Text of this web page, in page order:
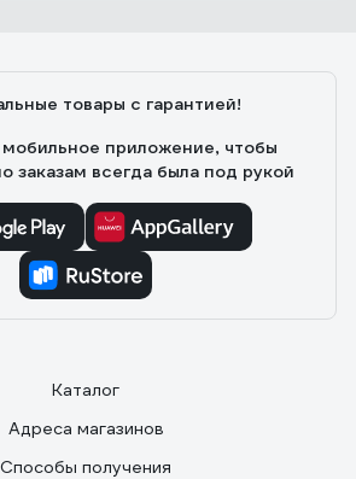
товары с гарантией!
приложение, чтобы
заказам всегда была под рукой
Каталог
Адреса магазинов
Способы получения